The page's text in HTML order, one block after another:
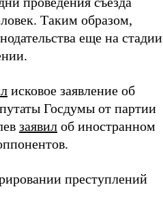
Таким образом,
еще на стадии
исковое заявление об
Госдумы от партии
заявил об иностранном
преступлений